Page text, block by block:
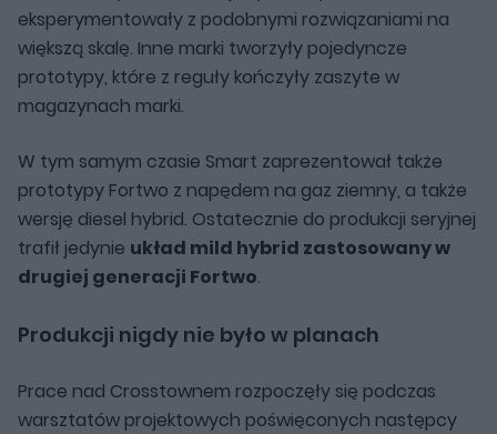
eksperymentowały z podobnymi rozwiązaniami na
większą skalę. Inne marki tworzyły pojedyncze
prototypy, które z reguły kończyły zaszyte w
magazynach marki.
W tym samym czasie Smart zaprezentował także
prototypy Fortwo z napędem na gaz ziemny, a także
wersję diesel hybrid. Ostatecznie do produkcji seryjnej
trafił jedynie układ mild hybrid zastosowany w
drugiej generacji Fortwo.
Produkcji nigdy nie było w planach
Prace nad Crosstownem rozpoczęły się podczas
warsztatów projektowych poświęconych następcy